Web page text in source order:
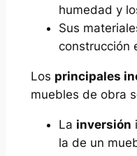
humedad y
Sus
construcción
Los principales
muebles de obra
La inversión
la de un